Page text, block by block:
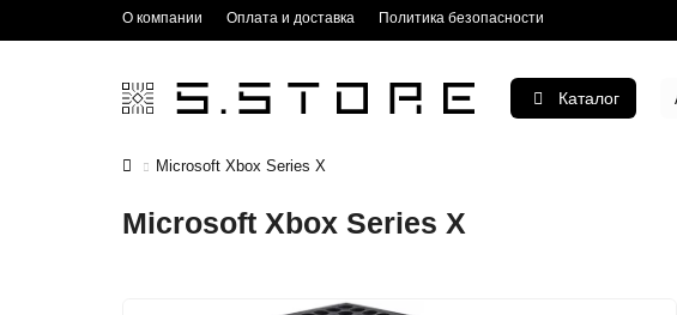
О компании Оплата и доставка Политика безопасности
Каталог
Microsoft Xbox Series X
Microsoft Xbox Series X